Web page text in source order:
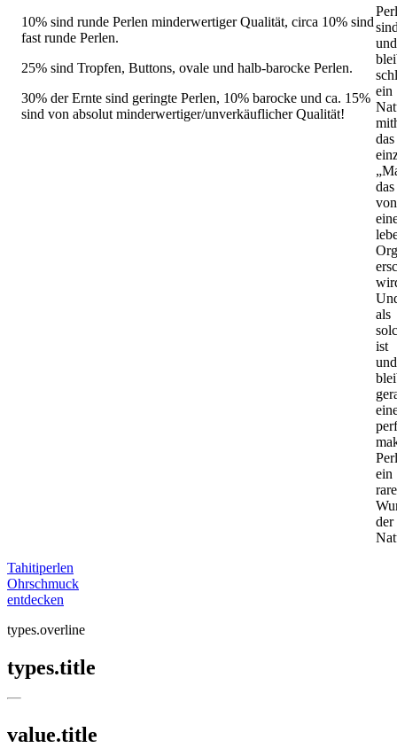
10% sind runde Perlen minderwertiger Qualität, circa 10% sind
fast runde Perlen.
25% sind Tropfen, Buttons, ovale und halb-barocke Perlen.
30% der Ernte sind geringte Perlen, 10% barocke und ca. 15%
sind von absolut minderwertiger/unverkäuflicher Qualität!
und
ein
das
das
von
als
ist
und
ein
der
Tahitiperlen
Ohrschmuck
entdecken
types.overline
types.title
value.title